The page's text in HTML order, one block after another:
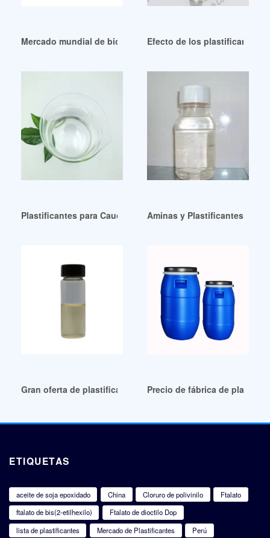
Mercado mundial de bioplastificantes: por tipo de
Efecto de los plastificantes
Plastificantes para Caucho Uruguay MéxicoAminas y Plastificantes de
Gran oferta de plastificantes Apa Bahan Utama Dalam
Precio de fábrica de
ETIQUETAS
aceite de soja epoxidado China Cloruro de polivinilo
Ftalato
ftalato de bis(2-etilhexilo)
Ftalato de dioctilo Dop
lista de plastificantes
Mercado de Plastificantes
Perú